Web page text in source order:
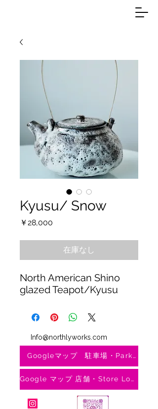
Kyusu/ Snow
￥28,000
在庫なし
North American Shino
glazed Teapot/Kyusu
Info@northlyworks.com
Googleマップ 駐車場・Parking
Google マップ 店舗・Store Location